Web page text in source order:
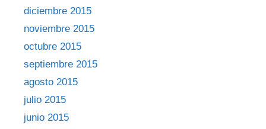
diciembre 2015
noviembre 2015
octubre 2015
septiembre 2015
agosto 2015
julio 2015
junio 2015